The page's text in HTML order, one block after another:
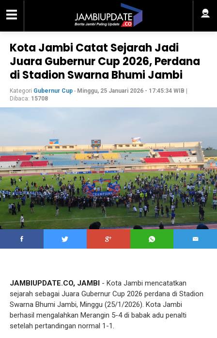
Kota Jambi Catat Sejarah Jadi
Juara Gubernur Cup 2026, Perdana
di Stadion Swarna Bhumi Jambi
Kategori Gubernur Cup - Minggu, 25 Januari 2026 - 17:45:34 WIB
Dibaca: 15708
JAMBIUPDATE.CO, JAMBI - Kota Jambi mencatatkan
sejarah sebagai Juara Gubernur Cup 2026 perdana di Stadion
Swarna Bhumi Jambi, Minggu (25/1/2026). Kota Jambi
berhasil mengalahkan Merangin 5-4 di babak adu penalti
setelah pertandingan normal 1-1.